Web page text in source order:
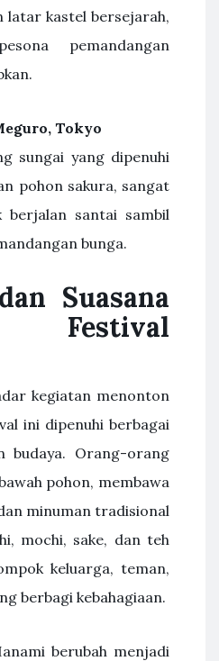
latar kastel bersejarah,
pemandangan
Tokyo
sungai yang dipenuhi
pohon sakura, sangat
berjalan santai sambil
bunga.
Suasana
Festival
kegiatan menonton
ini dipenuhi berbagai
budaya. Orang-orang
pohon, membawa
minuman tradisional
mochi, sake, dan teh
keluarga, teman,
berbagi kebahagiaan.
berubah menjadi